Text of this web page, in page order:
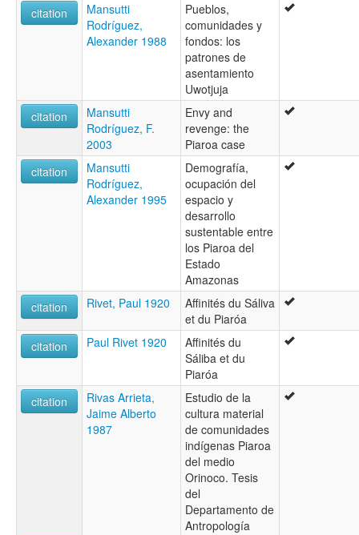
citation
Mansutti
Rodríguez,
Alexander 1988
Pueblos,
comunidades y
fondos: los
patrones de
asentamiento
Uwotjuja
citation
Mansutti
Rodríguez, F.
2003
Envy and
revenge: the
Piaroa case
citation
Mansutti
Rodríguez,
Alexander 1995
Demografía,
ocupación del
espacio y
desarrollo
sustentable entre
los Piaroa del
Estado
Amazonas
citation
Rivet, Paul 1920
Affinités du Sáliva
et du Piaróa
citation
Paul Rivet 1920
Affinités du
Sáliba et du
Piaróa
citation
Rivas Arrieta,
Jaime Alberto
1987
Estudio de la
cultura material
de comunidades
indígenas Piaroa
del medio
Orinoco. Tesis
del
Departamento de
Antropología